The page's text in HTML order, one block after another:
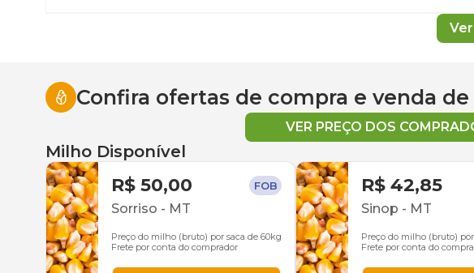
Confira ofertas de compra e venda de
VER PREÇO DOS
Milho Disponível
R$ 50,00 FOB
Sorriso - MT
Preço do milho (bruto) por saca de 60kg
Frete por conta do comprador
R$ 42,85
Sinop - MT
Preço do milho (bruto)
Frete por conta do